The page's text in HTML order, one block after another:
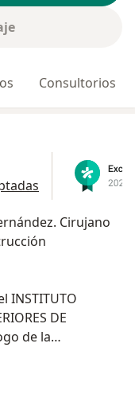
Consultorios
Cirujano
INSTITUTO
DE
de la
AEREA